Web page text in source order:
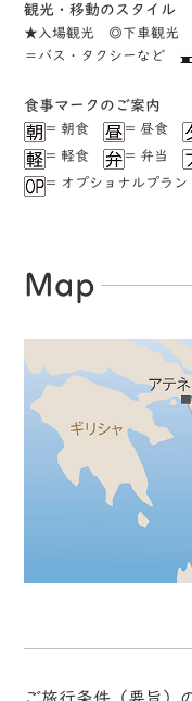
観光・移動のスタイル
★⼊場観光 ◎下⾞観光
＝バス・タクシーなど
⾷事マークのご案内
= 朝食 = 昼食
= 軽⾷
= 弁当
= オプショナルプラン
Map